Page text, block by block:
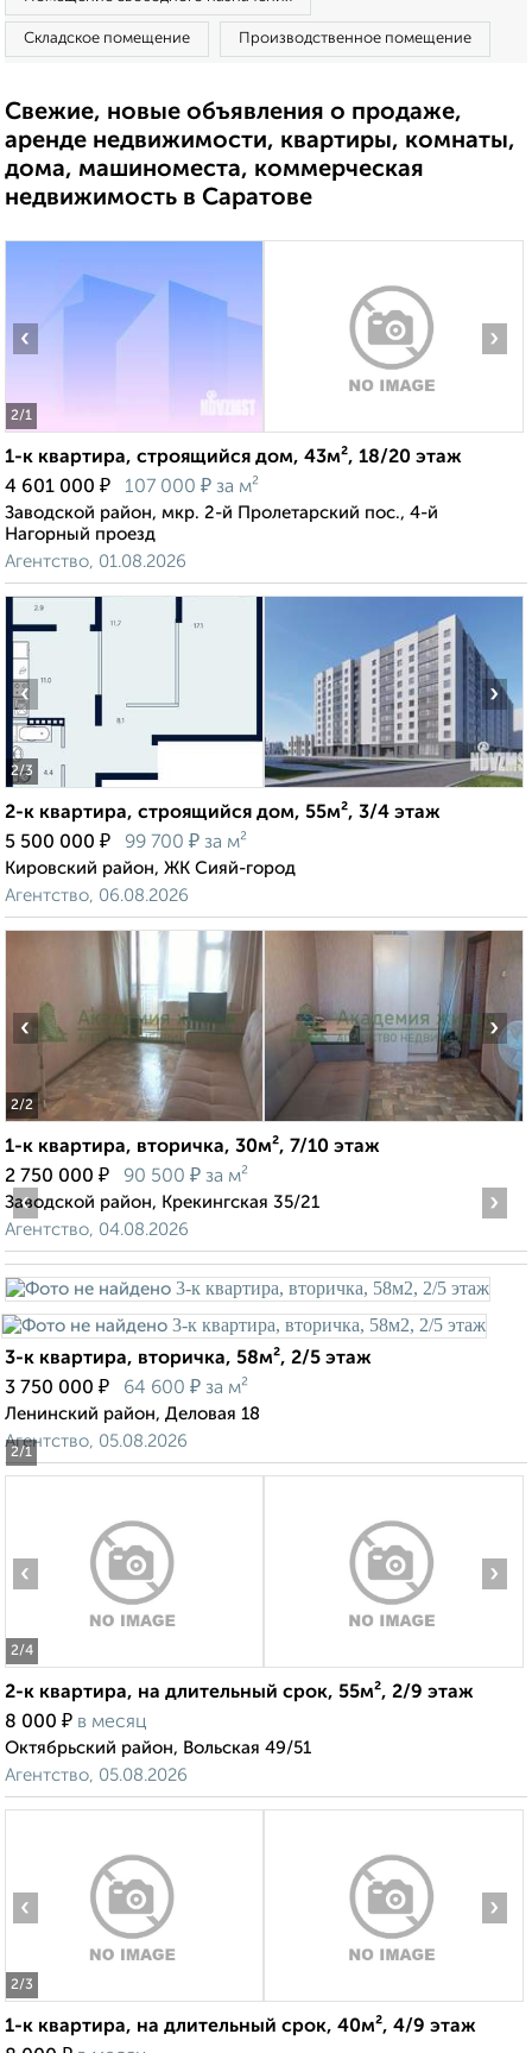
Складское помещение Производственное помещение
Свежие, новые объявления о продаже,
аренде недвижимости, квартиры, комнаты,
дома, машиноместа, коммерческая
недвижимость в Саратове
2/1
‹ ›
1-к квартира, строящийся дом, 43м², 18/20 этаж
4 601 000 ₽ 107 000 ₽ за м²
Заводской район, мкр. 2-й Пролетарский пос., 4-й
Нагорный проезд
Агентство, 01.08.2026
2/3
‹ ›
2-к квартира, строящийся дом, 55м², 3/4 этаж
5 500 000 ₽ 99 700 ₽ за м²
Кировский район, ЖК Сияй-город
Агентство, 06.08.2026
2/2
‹ ›
1-к квартира, вторичка, 30м², 7/10 этаж
2 750 000 ₽ 90 500 ₽ за м²
Заводской район, Крекингская 35/21
Агентство, 04.08.2026
2/1
‹ ›
3-к квартира, вторичка, 58м², 2/5 этаж
3 750 000 ₽ 64 600 ₽ за м²
Ленинский район, Деловая 18
Агентство, 05.08.2026
2/4
‹ ›
2-к квартира, на длительный срок, 55м², 2/9 этаж
8 000 ₽ в месяц
Октябрьский район, Вольская 49/51
Агентство, 05.08.2026
2/3
‹ ›
1-к квартира, на длительный срок, 40м², 4/9 этаж